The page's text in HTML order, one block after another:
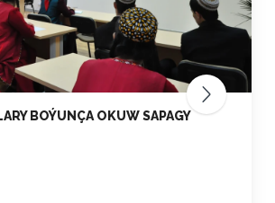
BOÝUNÇA OKUW SAPAGY